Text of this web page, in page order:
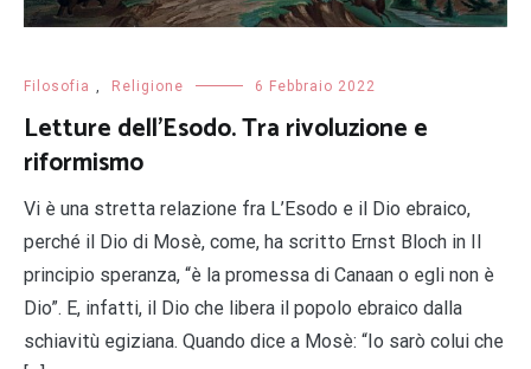
Filosofia , Religione 6 Febbraio 2022
Letture dell’Esodo. Tra rivoluzione e
riformismo
Vi è una stretta relazione fra L’Esodo e il Dio ebraico,
perché il Dio di Mosè, come, ha scritto Ernst Bloch in Il
principio speranza, “è la promessa di Canaan o egli non è
Dio”. E, infatti, il Dio che libera il popolo ebraico dalla
schiavitù egiziana. Quando dice a Mosè: “Io sarò colui che